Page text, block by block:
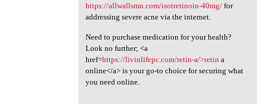
https://allwallsmn.com/isotretinoin-40mg/for
addressing severe acne via the internet.
Need to purchase medication for your health?
Look no further; <a
href=https://livinlifepc.com/retin-a/>retin a
online</a> is your go-to choice for securing what
you need online.